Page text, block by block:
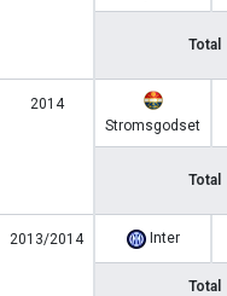
Total
2014
Stromsgodset
Total
2013/2014 Inter
Total